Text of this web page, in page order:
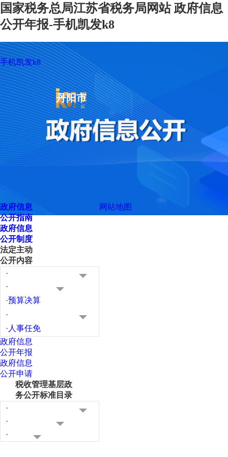
国家税务总局江苏省税务局网站 政府信息
公开年报-手机凯发k8
手机凯发k8
丹阳市
政府信息
公开指南
政府信息
公开制度
法定主动
公开内容
·
·
·预算决算
·
· 人事任免
政府信息
公开年报
政府信息
公开申请
税收管理基层政
务公开标准目录
·
·
·
网站地图